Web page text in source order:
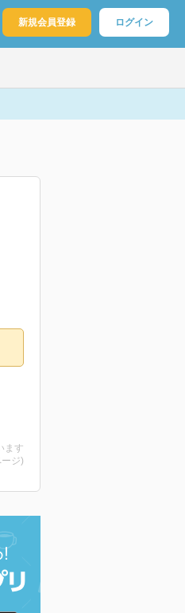
新規会員登録 ログイン
ます
ジ)